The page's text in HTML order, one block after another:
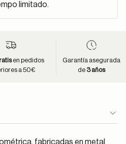
limitado.
en pedidos
a 50€
Garantía asegurada
de 3 años
fabricadas en metal